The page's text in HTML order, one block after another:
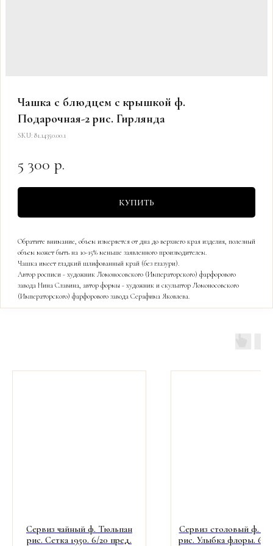
Чашка с блюдцем с крышкой ф.
Подарочная-2 рис. Гирлянда
SKU: 81.14350.00.1
5 300 р.
КУПИТЬ
Обратите внимание, объем измеряется от дна до верхнего края изделия, полезный
объем может быть на 10-15% меньше заявленного производителем.
Чашка имеет гладкий шлифованный край (без глазури).
Автор росписи - художник Ломоносовского (Императорского) фарфорового
завода Нина Славина, автор формы - художник и скульптор Ломоносовского
(Императорского) фарфорового завода Серафима Яковлева.
Сервиз чайный ф. Тюльпан
рис. Сетка 1950. 6/20 пред.
Сервиз столовый ф.
рис. Улыбка флоры. 6/